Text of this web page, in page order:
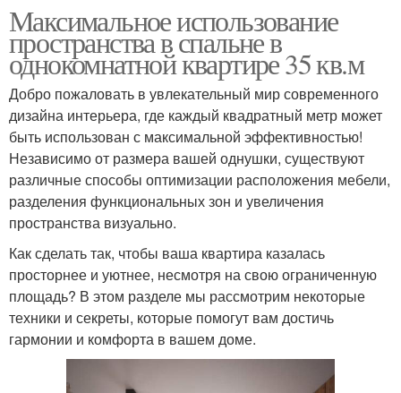
Максимальное использование
пространства в спальне в
однокомнатной квартире 35 кв.м
Добро пожаловать в увлекательный мир современного
дизайна интерьера, где каждый квадратный метр может
быть использован с максимальной эффективностью!
Независимо от размера вашей однушки, существуют
различные способы оптимизации расположения мебели,
разделения функциональных зон и увеличения
пространства визуально.
Как сделать так, чтобы ваша квартира казалась
просторнее и уютнее, несмотря на свою ограниченную
площадь? В этом разделе мы рассмотрим некоторые
техники и секреты, которые помогут вам достичь
гармонии и комфорта в вашем доме.